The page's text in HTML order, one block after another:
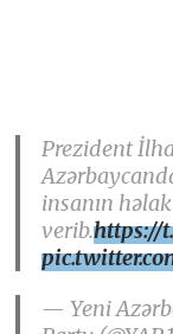
Prezident
insanın
verib.https://
— Yeni